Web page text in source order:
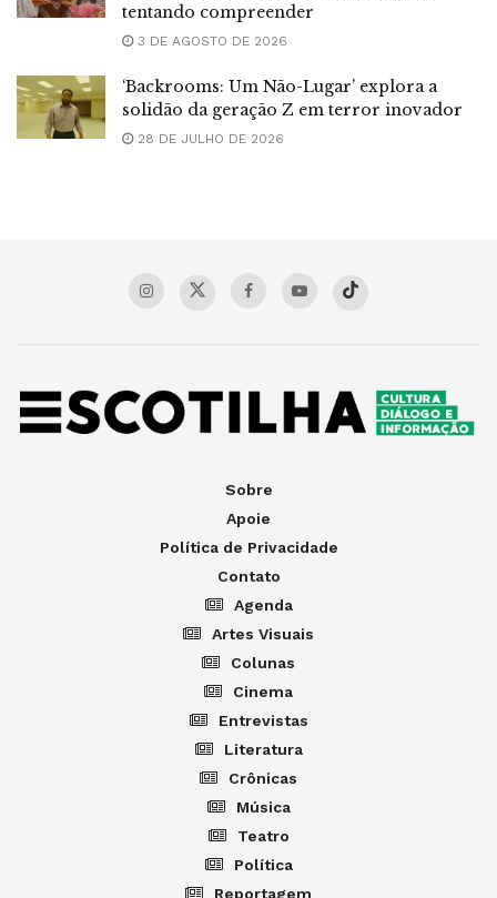
tentando compreender
3 DE AGOSTO DE 2026
‘Backrooms: Um Não-Lugar’ explora a
solidão da geração Z em terror inovador
28 DE JULHO DE 2026
Sobre
Apoie
Política de Privacidade
Contato
Agenda
Artes Visuais
Colunas
Cinema
Entrevistas
Literatura
Crônicas
Música
Teatro
Política
Reportagem